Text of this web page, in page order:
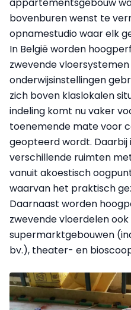
bovenburen wenst te
opnamestudio waar elk
In België worden
zwevende
onderwijsinstellingen
zich boven klaslokalen
indeling komt nu vaker
toenemende mate voor
geopteerd wordt.
verschillende ruimten
vanuit akoestisch
waarvan het praktisch
Daarnaast worden
zwevende vloerdelen
supermarktgebouwen
bv.), theater- en